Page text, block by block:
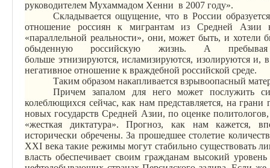
руководителем Мухаммадом Хенни в 2007 году».
Складывается ощущение, что в России
отношение россиян к мигрантам из Средней Азии
«параллельной реальности», они, может быть, и
обыденную российскую жизнь. А
больше этнизируются,исламизируются, изолируются и,
негативное отношение к враждебной российской среде.
Такимобразом накапливается взрывоопасный
Причем запалом для него может послужить
колеблющихся сейчас, как нам представляется, на грани
новых государств Средней Азии, по оценке
«жесткая диктатура». Прогноз, как намкажется,
исторически обречены. За прошедшее столетие
XXI века такие режимы могут стабильно существовать
власть обеспечивает своим гражданам высокий